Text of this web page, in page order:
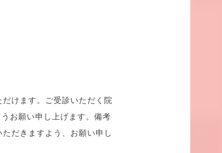
けます。ご受診いただく院
お願い申し上げます。備考
だきますよう、お願い申し